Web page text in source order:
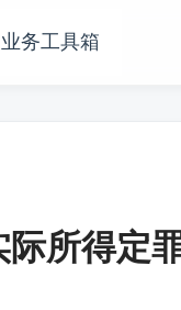
业务工具箱
所得定